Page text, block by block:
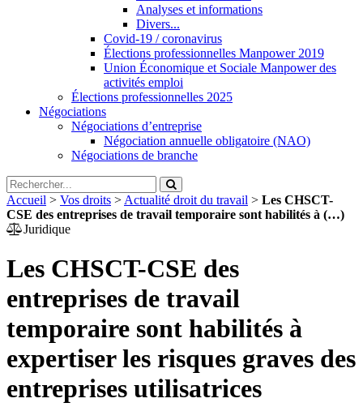
Analyses et informations
Divers...
Covid-19 / coronavirus
Élections professionnelles Manpower 2019
Union Économique et Sociale Manpower des
activités emploi
Élections professionnelles 2025
Négociations
Négociations d’entreprise
Négociation annuelle obligatoire (NAO)
Négociations de branche
Accueil > Vos droits > Actualité droit du travail > Les CHSCT-
CSE des entreprises de travail temporaire sont habilités à (…)
Juridique
Les CHSCT-CSE des
entreprises de travail
temporaire sont habilités à
expertiser les risques graves des
entreprises utilisatrices